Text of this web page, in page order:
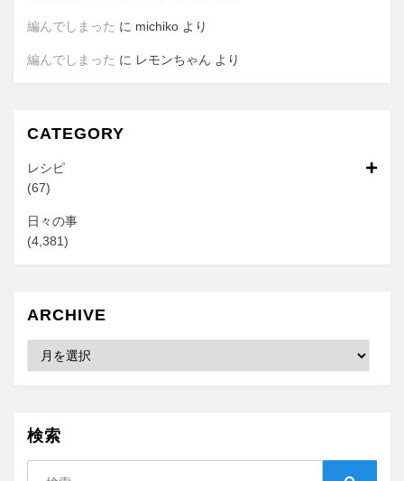
編んでしまった に michiko より
編んでしまった に レモンちゃん より
CATEGORY
レシピ
(67)
日々の事
(4,381)
ARCHIVE
Archive
検索